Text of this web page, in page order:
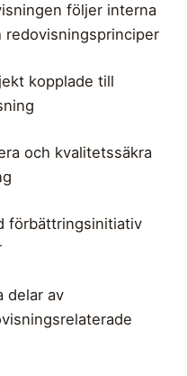
följer interna
redovisningsprinciper
kopplade till
och kvalitetssäkra
förbättringsinitiativ
delar av